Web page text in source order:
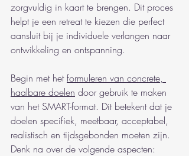
zorgvuldig in kaart te brengen. Dit proces
helpt je een retreat te kiezen die perfect
aansluit bij je individuele verlangen naar
ontwikkeling en ontspanning.
Begin met het formuleren van concrete,
haalbare doelen door gebruik te maken
van het SMART-format. Dit betekent dat je
doelen specifiek, meetbaar, acceptabel,
realistisch en tijdsgebonden moeten zijn.
Denk na over de volgende aspecten: